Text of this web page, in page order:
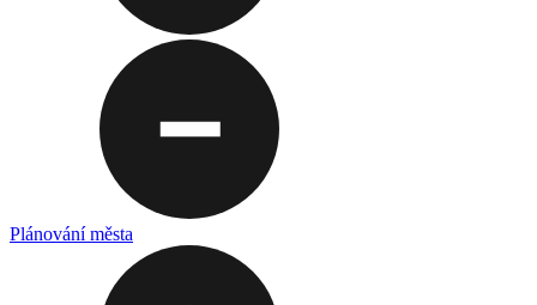
Plánování města